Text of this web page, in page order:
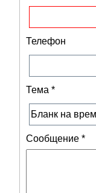
Телефон
Тема *
Сообщение *